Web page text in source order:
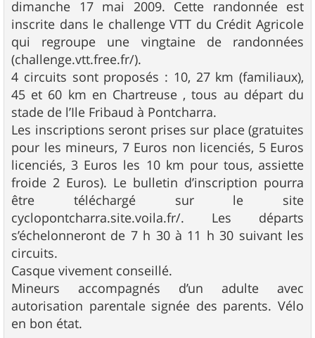
dimanche 17 mai 2009. Cette randonnée est
inscrite dans le challenge VTT du Crédit Agricole
qui regroupe une vingtaine de randonnées
(challenge.vtt.free.fr/).
4 circuits sont proposés : 10, 27 km (familiaux),
45 et 60 km en Chartreuse , tous au départ du
stade de l’Ile Fribaud à Pontcharra.
Les inscriptions seront prises sur place (gratuites
pour les mineurs, 7 Euros non licenciés, 5 Euros
licenciés, 3 Euros les 10 km pour tous, assiette
froide 2 Euros). Le bulletin d’inscription pourra
être téléchargé sur le site
cyclopontcharra.site.voila.fr/. Les départs
s’échelonneront de 7 h 30 à 11 h 30 suivant les
circuits.
Casque vivement conseillé.
Mineurs accompagnés d’un adulte avec
autorisation parentale signée des parents. Vélo
en bon état.